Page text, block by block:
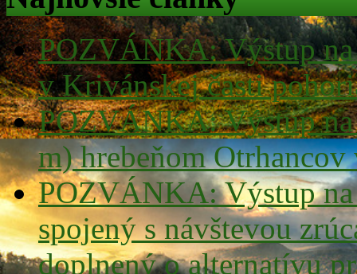
POZVÁNKA: Výstup
v Krivánskej časti
POZVÁNKA: Výstup
m) hrebeňom Otrhancov
POZVÁNKA: Výstup
spojený s návštevou
doplnený o alternatívu